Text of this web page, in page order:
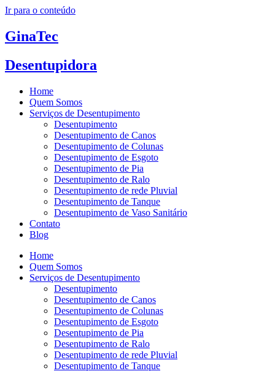
Ir para o conteúdo
GinaTec
Desentupidora
Home
Quem Somos
Serviços de Desentupimento
Desentupimento
Desentupimento de Canos
Desentupimento de Colunas
Desentupimento de Esgoto
Desentupimento de Pia
Desentupimento de Ralo
Desentupimento de rede Pluvial
Desentupimento de Tanque
Desentupimento de Vaso Sanitário
Contato
Blog
Home
Quem Somos
Serviços de Desentupimento
Desentupimento
Desentupimento de Canos
Desentupimento de Colunas
Desentupimento de Esgoto
Desentupimento de Pia
Desentupimento de Ralo
Desentupimento de rede Pluvial
Desentupimento de Tanque